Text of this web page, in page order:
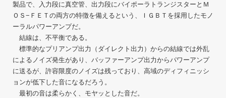
製品で、入力段に真空管、出力段にバイポーラトランジスターとＭ
ＯＳ−ＦＥＴの両方の特徴を備えるという、ＩＧＢＴを採用したモノ
ーラルパワーアンプだ。
結線は、不平衡である。
標準的なプリアンプ出力（ダイレクト出力）からの結線では外乱
によるノイズ発生があり、バッファーアンプ出力からパワーアンプ
に送るが、許容限度のノイズは残っており、高域のディフィニッシ
ョンが低下した音になるだろう。
最初の音は柔らかく、モヤッとした音だ。